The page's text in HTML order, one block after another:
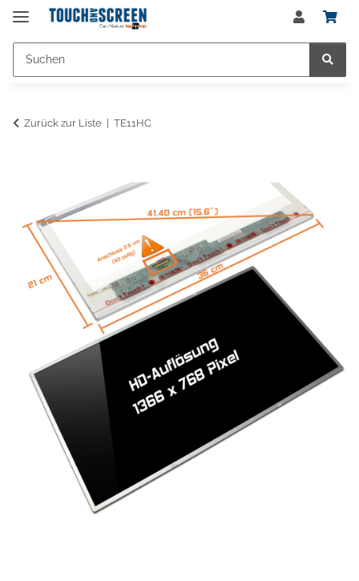
Zurück zur Liste TE11HC